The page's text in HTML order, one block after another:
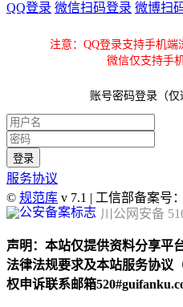
QQ登录 微信扫码登录 微博扫
注意：QQ登录支持手机
微信仅支持手
账号密码登录（仅
服务协议
© 规范库 v 7.1 | 工信部备案号：
川公网安备
声明：本站仅提供资料分享平
法律法规要求及本站服务协议
权申诉联系邮箱